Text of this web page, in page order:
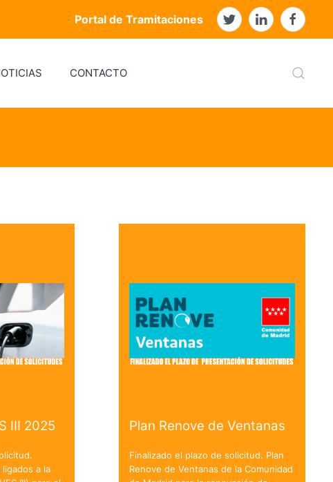
Portal de Tramitaciones
CONTACTO
III 2025
a la
Plan Renove de Ventanas
Finalizado el plazo de solicitud. Plan
Renove de Ventanas de la Comunidad